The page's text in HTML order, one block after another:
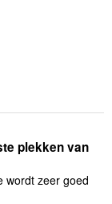
plekken van
wordt zeer goed